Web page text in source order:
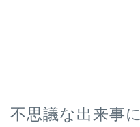
不思議な出来事